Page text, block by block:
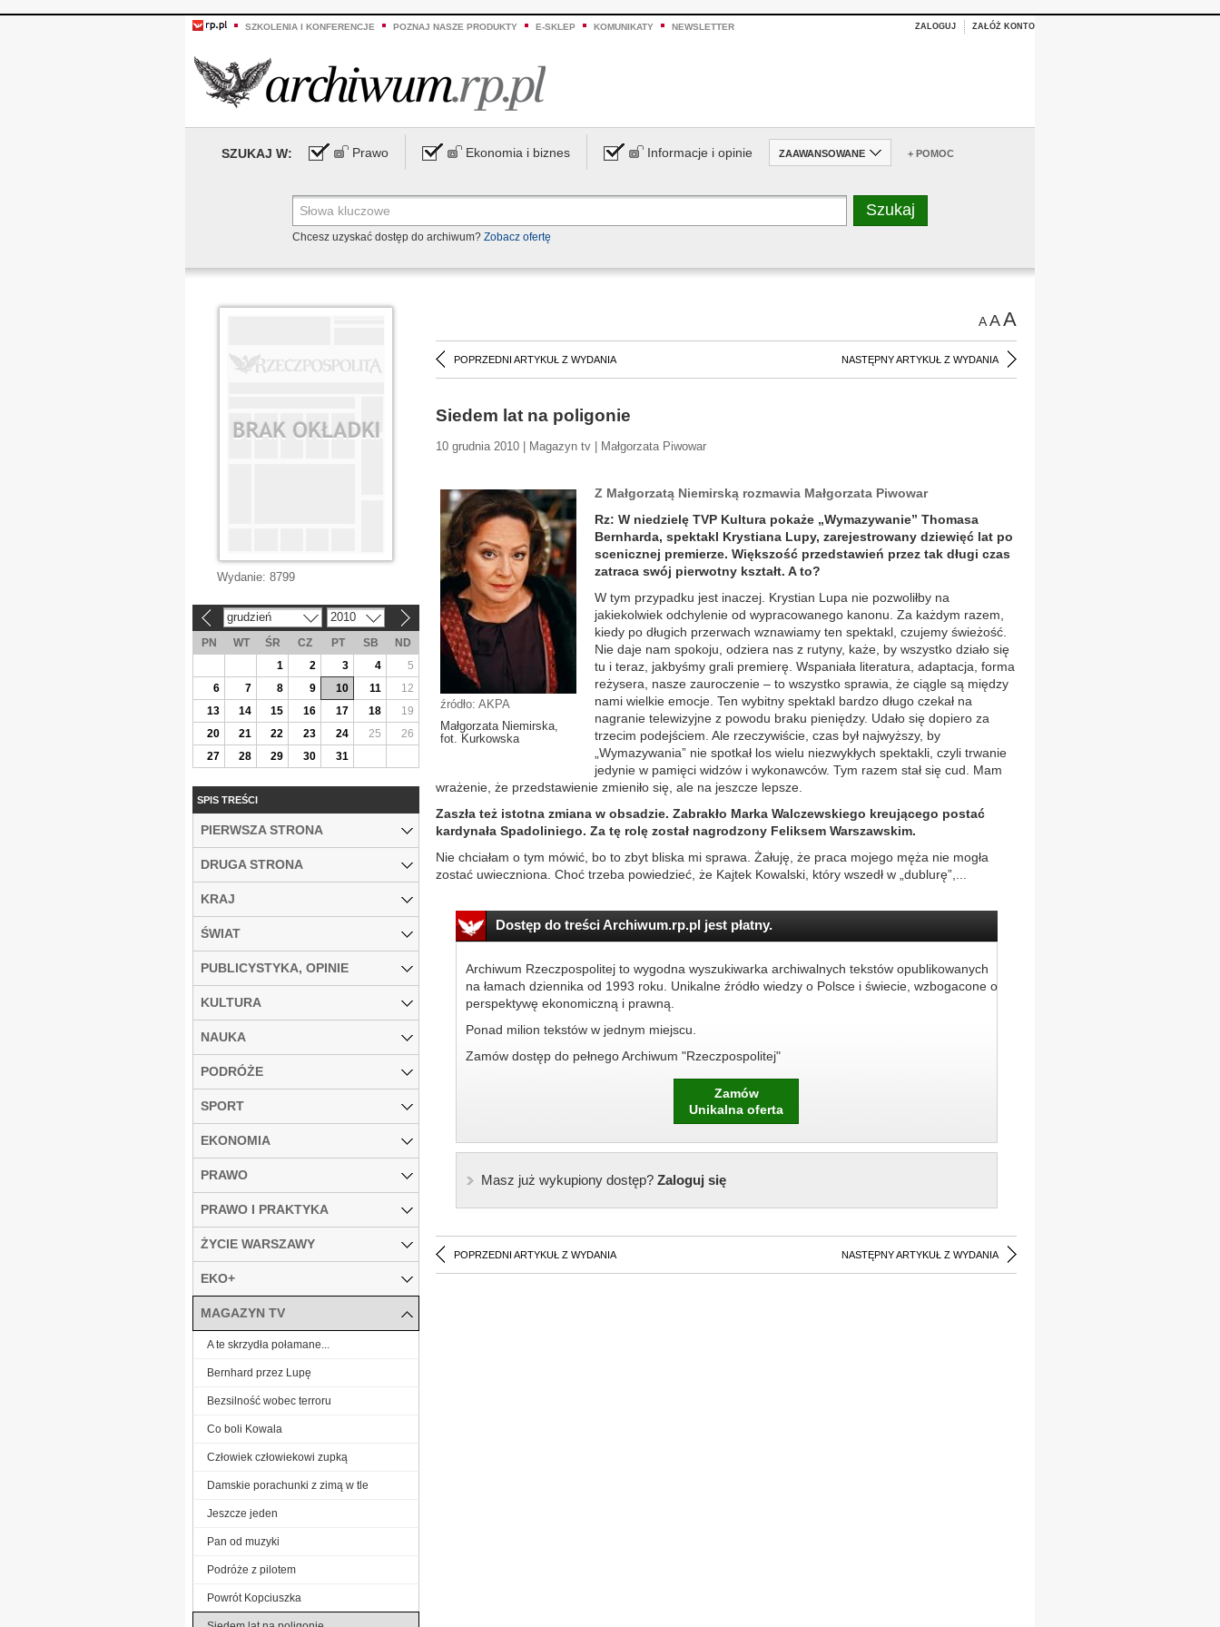
SZKOLENIA I KONFERENCJE POZNAJ NASZE PRODUKTY E-SKLEP KOMUNIKATY NEWSLETTER ZALOGUJ ZAŁÓŻ KONTO
SZUKAJ W: Prawo Ekonomia i biznes Informacje i opinie ZAAWANSOWANE + POMOC
Chcesz uzyskać dostęp do archiwum? Zobacz ofertę
AAA
POPRZEDNI ARTYKUŁ Z WYDANIA NASTĘPNY ARTYKUŁ Z WYDANIA
Siedem lat na poligonie
10 grudnia 2010 | Magazyn tv | Małgorzata Piwowar
źródło: AKPA
Małgorzata Niemirska,
fot. Kurkowska
Z Małgorzatą Niemirską rozmawia Małgorzata Piwowar
Rz: W niedzielę TVP Kultura pokaże „Wymazywanie” Thomasa
Bernharda, spektakl Krystiana Lupy, zarejestrowany dziewięć lat po
scenicznej premierze. Większość przedstawień przez tak długi czas
zatraca swój pierwotny kształt. A to?
W tym przypadku jest inaczej. Krystian Lupa nie pozwoliłby na
jakiekolwiek odchylenie od wypracowanego kanonu. Za każdym razem,
kiedy po długich przerwach wznawiamy ten spektakl, czujemy świeżość.
Nie daje nam spokoju, odziera nas z rutyny, każe, by wszystko działo się
tu i teraz, jakbyśmy grali premierę. Wspaniała literatura, adaptacja, forma
reżysera, nasze zauroczenie – to wszystko sprawia, że ciągle są między
nami wielkie emocje. Ten wybitny spektakl bardzo długo czekał na
nagranie telewizyjne z powodu braku pieniędzy. Udało się dopiero za
trzecim podejściem. Ale rzeczywiście, czas był najwyższy, by
„Wymazywania” nie spotkał los wielu niezwykłych spektakli, czyli trwanie
jedynie w pamięci widzów i wykonawców. Tym razem stał się cud. Mam
wrażenie, że przedstawienie zmieniło się, ale na jeszcze lepsze.
Zaszła też istotna zmiana w obsadzie. Zabrakło Marka Walczewskiego kreującego postać
kardynała Spadoliniego. Za tę rolę został nagrodzony Feliksem Warszawskim.
Nie chciałam o tym mówić, bo to zbyt bliska mi sprawa. Żałuję, że praca mojego męża nie mogła
zostać uwieczniona. Choć trzeba powiedzieć, że Kajtek Kowalski, który wszedł w „dublurę”,...
Dostęp do treści Archiwum.rp.pl jest płatny.
Archiwum Rzeczpospolitej to wygodna wyszukiwarka archiwalnych tekstów opublikowanych
na łamach dziennika od 1993 roku. Unikalne źródło wiedzy o Polsce i świecie, wzbogacone o
perspektywę ekonomiczną i prawną.
Ponad milion tekstów w jednym miejscu.
Zamów dostęp do pełnego Archiwum "Rzeczpospolitej"
Zamów
Unikalna oferta
Masz już wykupiony dostęp?Zaloguj się
POPRZEDNI ARTYKUŁ Z WYDANIA NASTĘPNY ARTYKUŁ Z WYDANIA
Wydanie: 8799
grudzień 2010
PN WT ŚR CZ PT SB
ND
1
2 3 4
5
6
7 8 9 10 11
12
13
14 15 16 17 18
19
20
21 22 23 24 25
26
27
28 29 30 31
SPIS TREŚCI
PIERWSZA STRONA
DRUGA STRONA
KRAJ
ŚWIAT
PUBLICYSTYKA, OPINIE
KULTURA
NAUKA
PODRÓŻE
SPORT
EKONOMIA
PRAWO
PRAWO I PRAKTYKA
ŻYCIE WARSZAWY
EKO+
MAGAZYN TV
A te skrzydła połamane...
Bernhard przez Lupę
Bezsilność wobec terroru
Co boli Kowala
Człowiek człowiekowi zupką
Damskie porachunki z zimą w tle
Jeszcze jeden
Pan od muzyki
Podróże z pilotem
Powrót Kopciuszka